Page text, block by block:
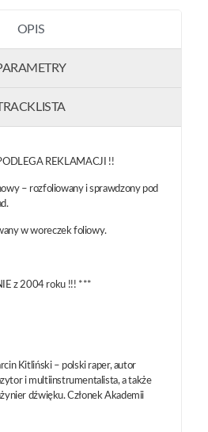
OPIS
REKLAMACJI !!
– rozfoliowany i sprawdzony pod
w woreczek foliowy.
z 2004 roku !!! ***
Kitliński – polski raper, autor
i multiinstrumentalista, a także
dźwięku. Członek Akademii